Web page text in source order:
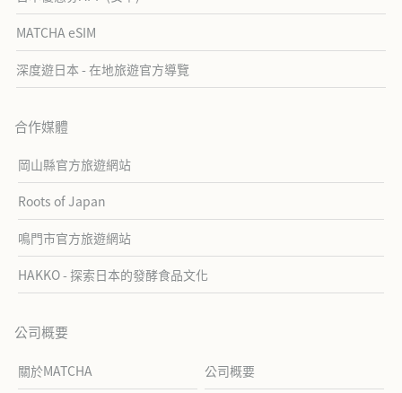
MATCHA eSIM
深度遊日本 - 在地旅遊官方導覽
合作媒體
岡山縣官方旅遊網站
Roots of Japan
鳴門市官方旅遊網站
HAKKO - 探索日本的發酵食品文化
公司概要
關於MATCHA 公司概要